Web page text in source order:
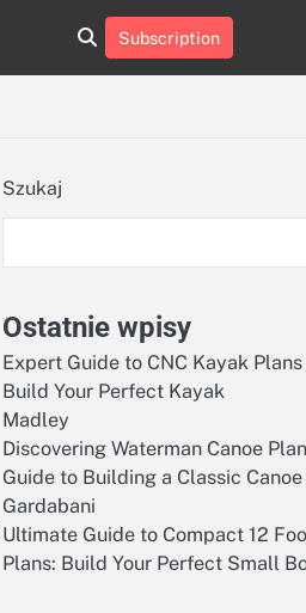
aluminumboatplans.com
aluminumboatplans.com
Kontakt
Kontakt
Subscription
Szukaj
Ostatnie wpisy
Expert Guide to CNC Kayak
Build Your Perfect Kayak
Madley
Discovering Waterman Canoe
Guide to Building a Classic Canoe
Gardabani
Ultimate Guide to Compact 12
Plans: Build Your Perfect Small